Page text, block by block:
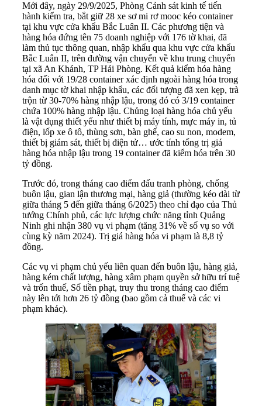
Mới đây, ngày 29/9/2025, Phòng Cảnh sát kinh tế tiến
hành kiểm tra, bắt giữ 28 xe sơ mi rơ mooc kéo container
tại khu vực cửa khẩu Bắc Luân II. Các phương tiện và
hàng hóa đứng tên 75 doanh nghiệp với 176 tờ khai, đã
làm thủ tục thông quan, nhập khẩu qua khu vực cửa khẩu
Bắc Luân II, trên đường vận chuyển về khu trung chuyển
tại xã An Khánh, TP Hải Phòng. Kết quả kiểm hóa hàng
hóa đối với 19/28 container xác định ngoài hàng hóa trong
danh mục tờ khai nhập khẩu, các đối tượng đã xen kẹp, trà
trộn từ 30-70% hàng nhập lậu, trong đó có 3/19 container
chứa 100% hàng nhập lậu. Chủng loại hàng hóa chủ yếu
là vật dụng thiết yếu như thiết bị máy tính, mực máy in, tủ
điện, lốp xe ô tô, thùng sơn, bàn ghế, cao su non, modem,
thiết bị giám sát, thiết bị điện tử… ước tính tổng trị giá
hàng hóa nhập lậu trong 19 container đã kiểm hóa trên 30
tỷ đồng.
Trước đó, trong tháng cao điểm đấu tranh phòng, chống
buôn lậu, gian lận thương mại, hàng giả (thường kéo dài từ
giữa tháng 5 đến giữa tháng 6/2025) theo chỉ đạo của Thủ
tướng Chính phủ, các lực lượng chức năng tỉnh Quảng
Ninh ghi nhận 380 vụ vi phạm (tăng 31% về số vụ so với
cùng kỳ năm 2024). Trị giá hàng hóa vi phạm là 8,8 tỷ
đồng.
Các vụ vi phạm chủ yếu liên quan đến buôn lậu, hàng giả,
hàng kém chất lượng, hàng xâm phạm quyền sở hữu trí tuệ
và trốn thuế, Số tiền phạt, truy thu trong tháng cao điểm
này lên tới hơn 26 tỷ đồng (bao gồm cả thuế và các vi
phạm khác).